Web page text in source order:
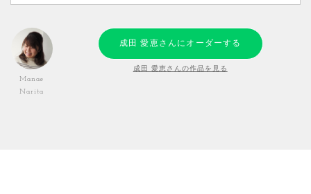
Manae
Narita
成田 愛恵さんにオーダーする
成田 愛恵さんの作品を見る